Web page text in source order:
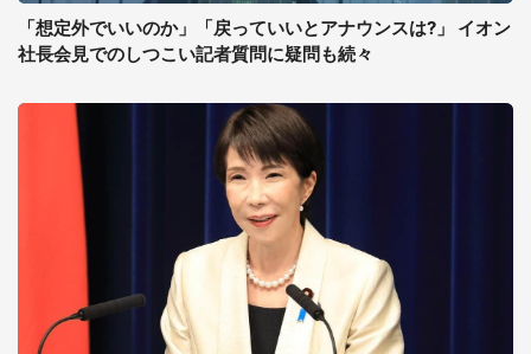
「想定外でいいのか」「戻っていいとアナウンスは?」 イオン
社長会見でのしつこい記者質問に疑問も続々